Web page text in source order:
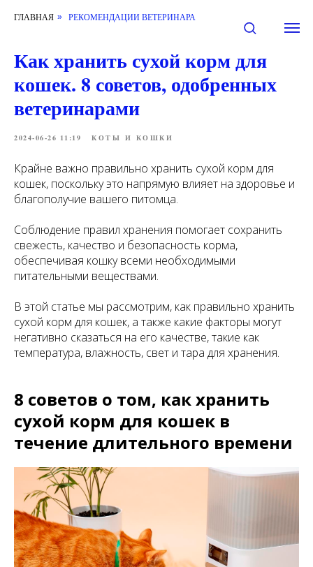
ГЛАВНАЯ » РЕКОМЕНДАЦИИ ВЕТЕРИНАРА
Как хранить сухой корм для
кошек. 8 советов, одобренных
ветеринарами
2024-06-26 11:19 КОТЫ И КОШКИ
Крайне важно правильно хранить сухой корм для
кошек, поскольку это напрямую влияет на здоровье и
благополучие вашего питомца.
Соблюдение правил хранения помогает сохранить
свежесть, качество и безопасность корма,
обеспечивая кошку всеми необходимыми
питательными веществами.
В этой статье мы рассмотрим, как правильно хранить
сухой корм для кошек, а также какие факторы могут
негативно сказаться на его качестве, такие как
температура, влажность, свет и тара для хранения.
8 советов о том, как хранить
сухой корм для кошек в
течение длительного времени